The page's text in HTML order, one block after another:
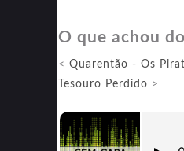
O que achou
< Quarentão - Os
Tesouro Perdido >